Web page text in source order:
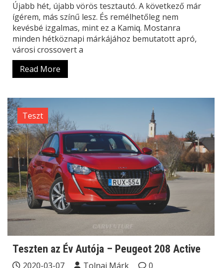
Újabb hét, újabb vörös tesztautó. A következő már
ígérem, más színű lesz. És remélhetőleg nem
kevésbé izgalmas, mint ez a Kamiq. Mostanra
minden hétköznapi márkájához bemutatott apró,
városi crossovert a
Read More
Teszt
Teszten az Év Autója – Peugeot 208 Active
2020-03-07 Tolnai Márk 0